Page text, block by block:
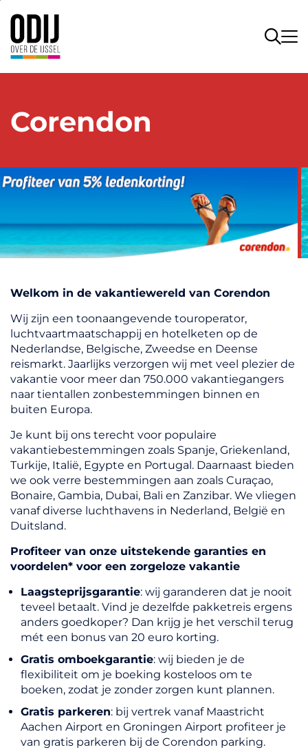
Corendon
Welkom in de vakantiewereld van Corendon
Wij zijn een toonaangevende touroperator,
luchtvaartmaatschappij en hotelketen op de
Nederlandse, Belgische, Zweedse en Deense
reismarkt. Jaarlijks verzorgen wij met veel plezier de
vakantie voor meer dan 750.000 vakantiegangers
naar tientallen zonbestemmingen binnen en
buiten Europa.
Je kunt bij ons terecht voor populaire
vakantiebestemmingen zoals Spanje, Griekenland,
Turkije, Italië, Egypte en Portugal. Daarnaast bieden
we ook verre bestemmingen aan zoals Curaçao,
Bonaire, Gambia, Dubai, Bali en Zanzibar. We vliegen
vanaf diverse luchthavens in Nederland, België en
Duitsland.
Profiteer van onze uitstekende garanties en
voordelen* voor een zorgeloze vakantie
Laagsteprijsgarantie: wij garanderen dat je nooit
teveel betaalt. Vind je dezelfde pakketreis ergens
anders goedkoper? Dan krijg je het verschil terug
mét een bonus van 20 euro korting.
Gratis omboekgarantie: wij bieden je de
flexibiliteit om je boeking kosteloos om te
boeken, zodat je zonder zorgen kunt plannen.
Gratis parkeren: bij vertrek vanaf Maastricht
Aachen Airport en Groningen Airport profiteer je
van gratis parkeren bij de Corendon parking.